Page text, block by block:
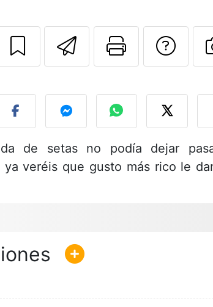
Enviar esta
Imprimir
de setas no podía dejar
veréis que gusto más rico le